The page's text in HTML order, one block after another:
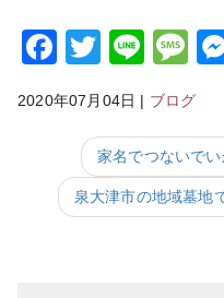
Facebook
Twitter
Line
2020年07月04日 | ブログ
家名でつないで
泉大津市の地域墓地